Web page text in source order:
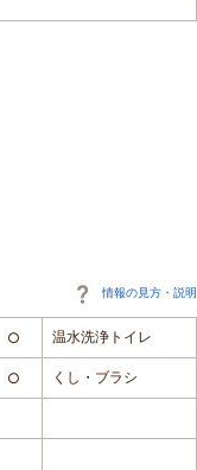
情報の見方・説明
○ 温水洗浄トイレ
○ くし・ブラシ